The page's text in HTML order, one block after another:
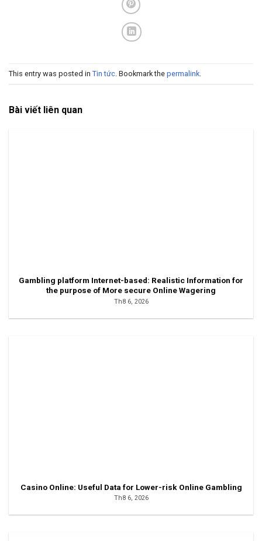
This entry was posted in Tin tức . Bookmark the permalink
Bài viết liên quan
Gambling platform Internet-based: Realistic Information for
the purpose of More secure Online Wagering
Th8 6, 2026
Casino Online: Useful Data for Lower-risk Online Gambling
Th8 6, 2026